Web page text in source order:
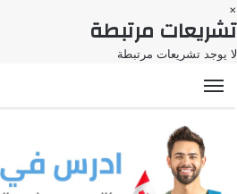
×
تشريعات مرتبطة
لا يوجد تشريعات مرتبطة
القائمة